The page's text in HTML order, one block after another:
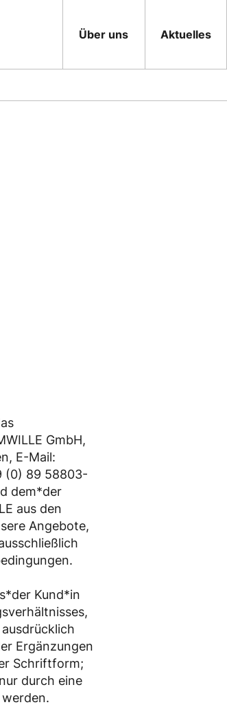
Über uns Aktuelles
GmbH,
E-Mail:
(0) 89 58803-
dem*der
aus den
Angebote,
Kund*in
Ergänzungen
Schriftform;
durch eine